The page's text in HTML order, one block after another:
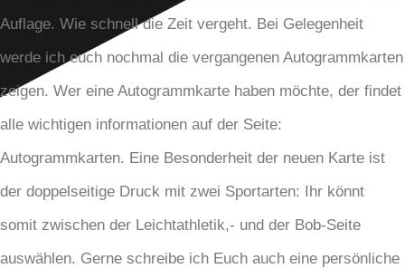
Auflage. Wie schnell die Zeit vergeht. Bei Gelegenheit
werde ich euch nochmal die vergangenen Autogrammkarten
zeigen. Wer eine Autogrammkarte haben möchte, der findet
alle wichtigen informationen auf der Seite:
Autogrammkarten. Eine Besonderheit der neuen Karte ist
der doppelseitige Druck mit zwei Sportarten: Ihr könnt
somit zwischen der Leichtathletik,- und der Bob-Seite
auswählen. Gerne schreibe ich Euch auch eine persönliche